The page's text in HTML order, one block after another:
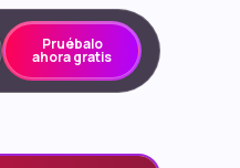
Pruébalo
ahora gratis